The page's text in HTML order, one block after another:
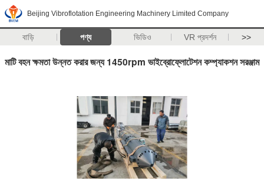
Beijing Vibroflotation Engineering Machinery Limited Company
বাড়ি পণ্য ভিডিও VR প্রদর্শন >>
মাটি বহন ক্ষমতা উন্নত করার জন্য 1450rpm ভাইব্রোফ্লোটেশন কম্প্যাকশন সরঞ্জাম